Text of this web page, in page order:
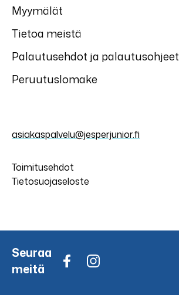
Myymälät
Tietoa meistä
Palautusehdot ja palautusohjeet
Peruutuslomake
asiakaspalvelu@jesperjunior.fi
Toimitusehdot
Tietosuojaseloste
Seuraa
meitä